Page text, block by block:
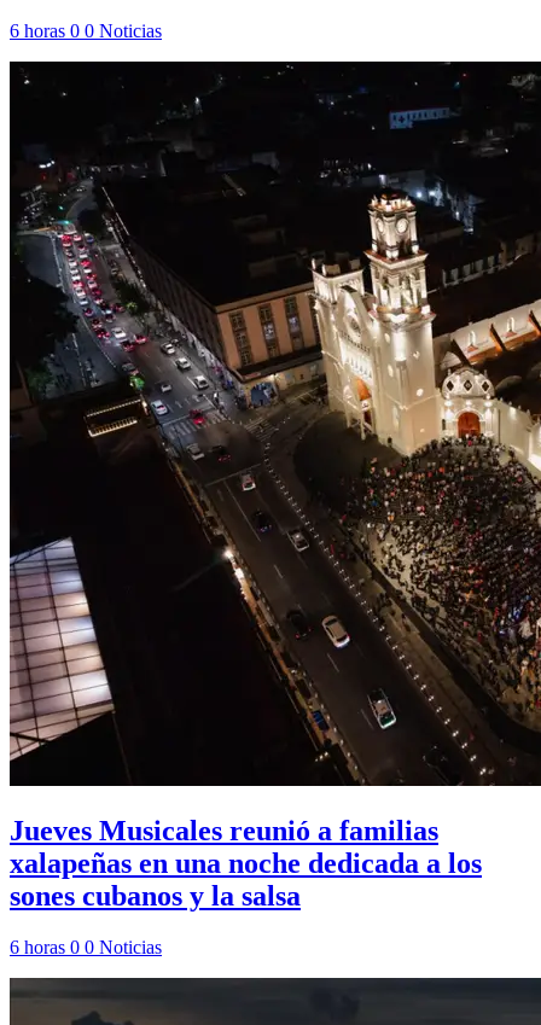
6 horas 0 0 Noticias
Jueves Musicales reunió a familias
xalapeñas en una noche dedicada a los
sones cubanos y la salsa
6 horas 0 0 Noticias